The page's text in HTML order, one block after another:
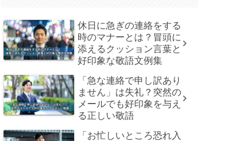
休日に急ぎの連絡をする
時のマナーとは？冒頭に
添えるクッション言葉と
好印象な敬語文例集
「急な連絡で申し訳あり
ません」は失礼？突然の
メールでも好印象を与え
る正しい敬語
「お忙しいところ恐れ入